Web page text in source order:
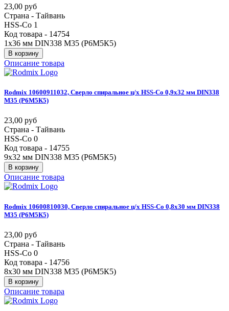
23,00 руб
Страна - Тайвань
HSS-Co 1
Код товара - 14754
1х36 мм DIN338 М35 (Р6М5К5)
В корзину
Описание товара
Rodmix 10600911032, Сверло спиральное ц/х HSS-Co 0,9х32 мм DIN338
М35 (Р6М5К5)
23,00 руб
Страна - Тайвань
HSS-Co 0
Код товара - 14755
9х32 мм DIN338 М35 (Р6М5К5)
В корзину
Описание товара
Rodmix 10600810030, Сверло спиральное ц/х HSS-Co 0,8х30 мм DIN338
М35 (Р6М5К5)
23,00 руб
Страна - Тайвань
HSS-Co 0
Код товара - 14756
8х30 мм DIN338 М35 (Р6М5К5)
В корзину
Описание товара